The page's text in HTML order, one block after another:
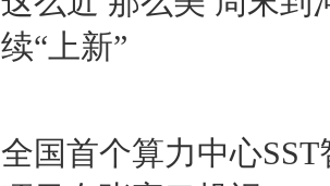
续“上新”
全国首个算力中心